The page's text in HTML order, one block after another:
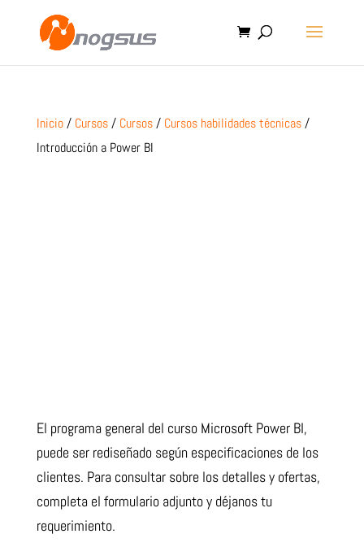
Inicio/ Cursos/ Cursos/ Cursos habilidades técnicas/
Introducción a Power BI
El programa general del curso Microsoft Power BI,
puede ser rediseñado según especificaciones de los
clientes. Para consultar sobre los detalles y ofertas,
completa el formulario adjunto y déjanos tu
requerimiento.